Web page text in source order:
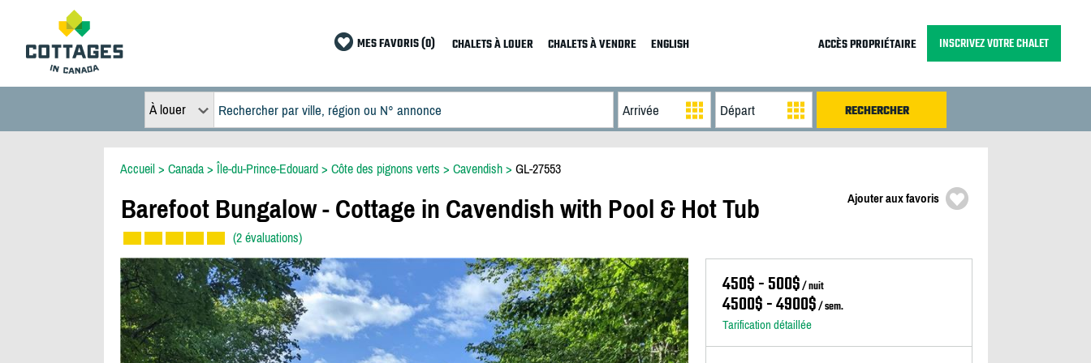
MES FAVORIS (0) CHALETS À LOUER CHALETS À VENDRE ENGLISH ACCÈS PROPRIÉTAIRE INSCRIVEZ VOTRE CHALET
À louer
Accueil> Canada> Île-du-Prince-Edouard> Côte des pignons verts > Cavendish> GL-27553
Barefoot Bungalow - Cottage in Cavendish with Pool & Hot Tub
(2 évaluations)
Ajouter aux favoris
450$ - 500$/ nuit
4500$ - 4900$/ sem.
Tarification détaillée